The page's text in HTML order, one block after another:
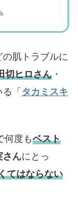
の肌トラブルに
切ヒロさん ・
る「タカミスキ
何度もベスト
さんにとっ
てはならない